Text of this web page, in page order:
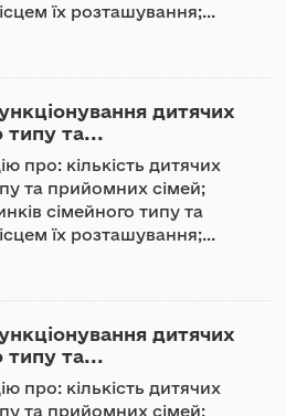
їх розташування;...
дитячих
типу та...
про: кількість дитячих
та прийомних сімей;
сімейного типу та
їх розташування;...
дитячих
типу та...
про: кількість дитячих
та прийомних сімей;